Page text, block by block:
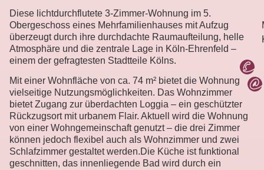
Diese lichtdurchflutete 3-Zimmer-Wohnung im 5.
Obergeschoss eines Mehrfamilienhauses mit Aufzug
überzeugt durch ihre durchdachte Raumaufteilung, helle
Atmosphäre und die zentrale Lage in Köln-Ehrenfeld –
einem der gefragtesten Stadtteile Kölns.
Mit einer Wohnfläche von ca. 74 m² bietet die Wohnung
vielseitige Nutzungsmöglichkeiten. Das Wohnzimmer
bietet Zugang zur überdachten Loggia – ein geschützter
Rückzugsort mit urbanem Flair. Aktuell wird die Wohnung
von einer Wohngemeinschaft genutzt – die drei Zimmer
können jedoch flexibel auch als Wohnzimmer und zwei
Schlafzimmer gestaltet werden.Die Küche ist funktional
geschnitten, das innenliegende Bad wird durch ein